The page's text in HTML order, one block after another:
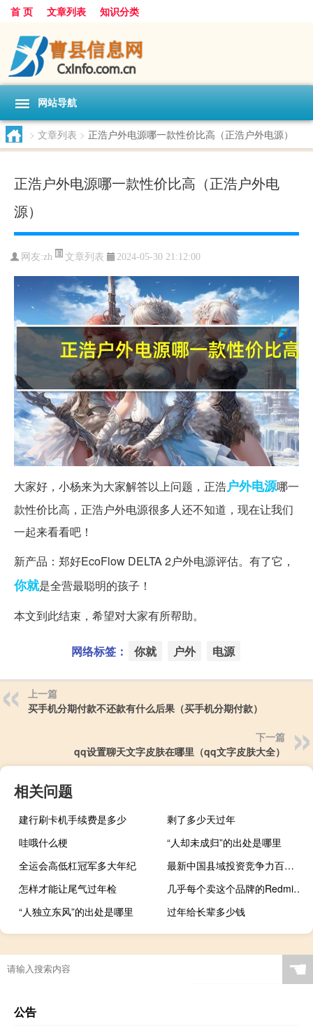
首 页 文章列表 知识分类
网站导航
> 文章列表 > 正浩户外电源哪一款性价比高（正浩户外电源）
正浩户外电源哪一款性价比高（正浩户外电
源）
网友:zh 文章列表 2024-05-30 21:12:00
大家好，小杨来为大家解答以上问题，正浩户外电源哪一
款性价比高，正浩户外电源很多人还不知道，现在让我们
一起来看看吧！
新产品：郑好EcoFlow DELTA 2户外电源评估。有了它，
你就是全营最聪明的孩子！
本文到此结束，希望对大家有所帮助。
网络标签： 你就 户外 电源
上一篇
买手机分期付款不还款有什么后果（买手机分期付款）
下一篇
qq设置聊天文字皮肤在哪里（qq文字皮肤大全）
相关问题
建行刷卡机手续费是多少
剩了多少天过年
哇哦什么梗
“人却未成归”的出处是哪里
全运会高低杠冠军多大年纪
最新中国县域投资竞争力百强榜：东部地区占70席浙苏鲁领跑
怎样才能让尾气过年检
几乎每个卖这个品牌的RedmiK305G都没有利润
“人独立东风”的出处是哪里
过年给长辈多少钱
☚
公告